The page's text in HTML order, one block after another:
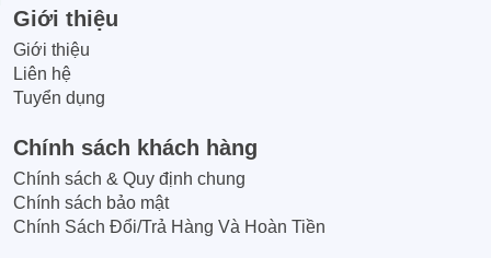
Giới thiệu
Giới thiệu
Liên hệ
Tuyển dụng
Chính sách khách hàng
Chính sách & Quy định chung
Chính sách bảo mật
Chính Sách Đổi/Trả Hàng Và Hoàn Tiền